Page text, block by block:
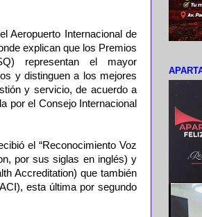
Aeropuerto Internacional de
explican que los Premios
representan el mayor
y distinguen a los mejores
y servicio, de acuerdo a
por el Consejo Internacional
el “Reconocimiento Voz
por sus siglas en inglés) y
Accreditation) que también
esta última por segundo